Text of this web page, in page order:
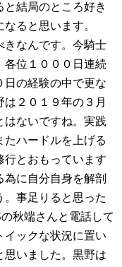
結局のところ好き
ると思います。
きなんです。今騎士
各位１０００日連続
日の経験の中で更な
２０１９年の３月
はないですね。実践
ハードルを上げる
行とおもっています
に自分自身を解剖
。事足りると思った
秋端さんと電話して
イックな状況に置い
思いました。黒野は